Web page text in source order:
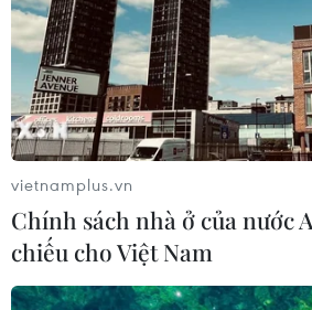
vietnamplus.vn
Chính sách nhà ở của nước
chiếu cho Việt Nam